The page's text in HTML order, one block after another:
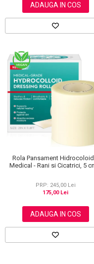
ADAUGA IN COS
Rola Pansament
Medical - Rani si Cicatrici, 5
PRP: 245,00 Lei
175,00 Lei
ADAUGA IN COS